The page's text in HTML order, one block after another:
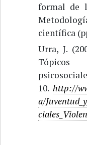
formal de
científica
Urra, J.
Tópicos
10. http://
a/